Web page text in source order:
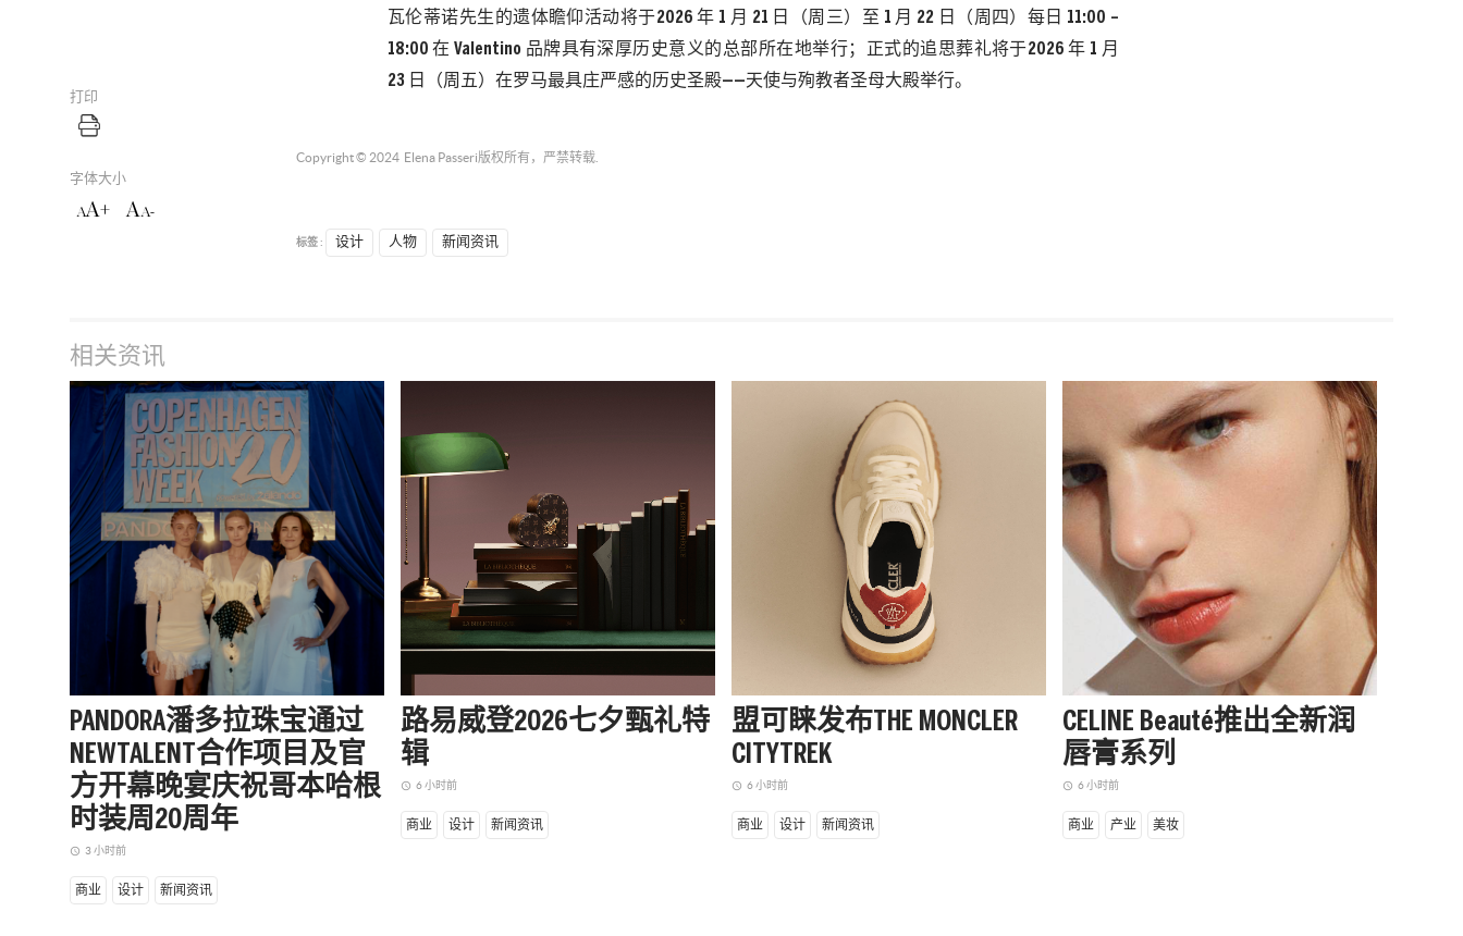
打印
字体大小
AA+ A A-
瓦伦蒂诺先生的遗体瞻仰活动将于2026 年 1 月 21 日（周三）至 1 月 22 日（周四）每日 11:00 –
18:00 在 Valentino 品牌具有深厚历史意义的总部所在地举行；正式的追思葬礼将于2026 年 1 月
23 日（周五）在罗马最具庄严感的历史圣殿——天使与殉教者圣母大殿举行。
Copyright © 2024 Elena Passeri 版权所有，严禁转载.
标签 : 设计 人物 新闻资讯
相关资讯
PANDORA潘多拉珠宝通过
NEWTALENT合作项目及官
方开幕晚宴庆祝哥本哈根
时装周20周年
access_time 3 小时前
商业 设计 新闻资讯
路易威登2026七夕甄礼特
辑
access_time 6 小时前
商业 设计 新闻资讯
盟可睐发布THE MONCLER
CITYTREK
access_time 6 小时前
商业 设计 新闻资讯
CELINE Beauté推出全新润
唇膏系列
access_time 6 小时前
商业 产业 美妆